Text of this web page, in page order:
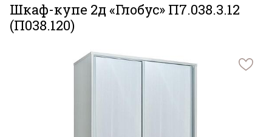
Шкаф-купе 2д «Глобус» П7.038.3.12
(П038.120)